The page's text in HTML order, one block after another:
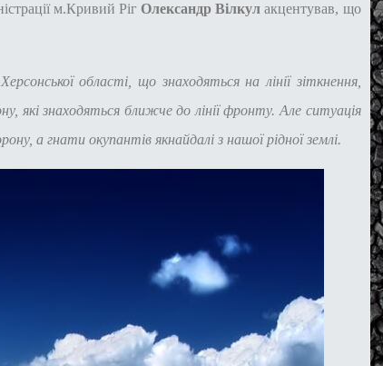
м.Кривий РігОлександр Вілкулакцентував, що
області, що знаходяться на лінії зіткнення,
які знаходяться ближче до лінії фронту. Але ситуація
а гнати окупантів якнайдалі з нашої рідної землі.